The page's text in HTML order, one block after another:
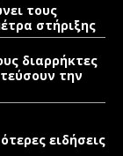
τους
στήριξης
διαρρήκτες
την
ειδήσεις